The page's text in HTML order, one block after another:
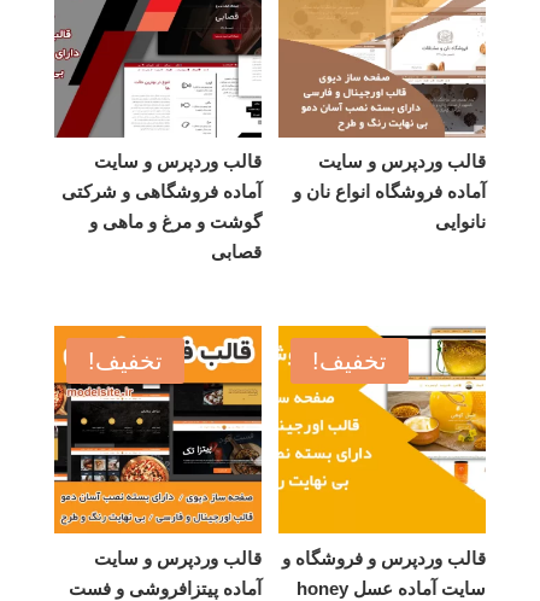
قالب وردپرس و سایت
آماده فروشگاه انواع نان و
نانوایی
قالب وردپرس و سایت
آماده فروشگاهی و شرکتی
گوشت و مرغ و ماهی و
قصابی
تخفیف!
قالب وردپرس و فروشگاه و
سایت آماده عسل honey
تخفیف!
قالب وردپرس و سایت
آماده پیتزافروشی و فست